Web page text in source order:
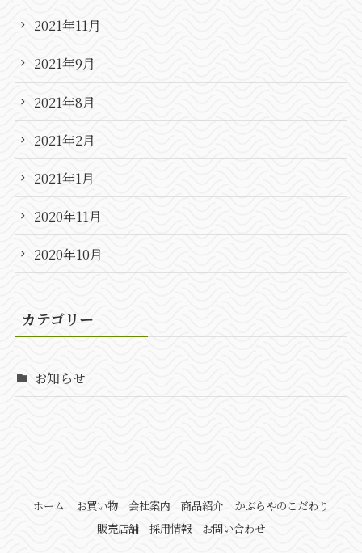
2021年11月
2021年9月
2021年8月
2021年2月
2021年1月
2020年11月
2020年10月
カテゴリー
お知らせ
ホーム お買い物 会社案内 商品紹介
かぶらやのこだわり
販売店舗
採用情報 お問い合わせ